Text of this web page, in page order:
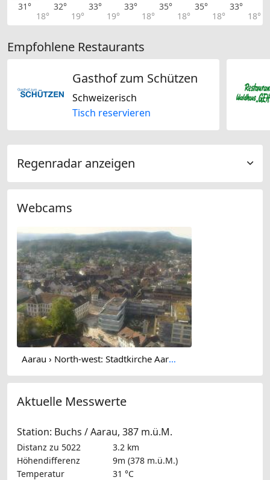
31°
18°
32°
19°
33°
19°
33°
18°
35°
18°
35°
18°
33°
18°
Empfohlene Restaurants
Gasthof zum Schützen
Schweizerisch
Tisch reservieren
Regenradar anzeigen
Webcams
Aarau › North-west: Stadtkirche Aarau
Aktuelle Messwerte
Station: Buchs / Aarau, 387 m.ü.M.
Distanz zu 5022
3.2 km
Höhendifferenz
9m (378 m.ü.M.)
Temperatur
31 °C